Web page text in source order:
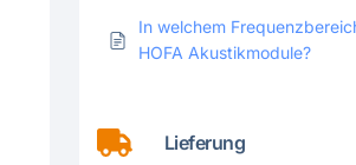
In welchem
HOFA Akustikmodule?
Lieferung